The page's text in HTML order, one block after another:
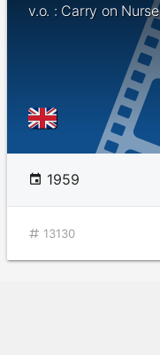
v.o. : Carry on Nurse
1959
13130